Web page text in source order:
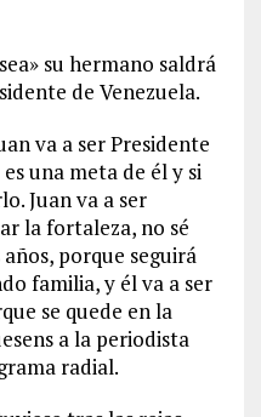
su hermano saldrá
de Venezuela.
va a ser Presidente
una meta de él y si
Juan va a ser
la fortaleza, no sé
porque seguirá
familia, y él va a ser
se quede en la
a la periodista
radial.